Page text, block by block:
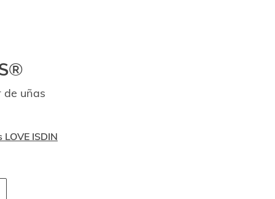
de uñas
ISDIN